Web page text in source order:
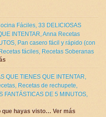
Fáciles, 33 DELICIOSAS
INTENTAR,Anna Recetas
, Pan casero fácil y rápido (con
fáciles, Recetas Soberanas
QUE TIENES QUE INTENTAR,
, Recetas de rechupete,
FANTÁSTICAS DE 5 MINUTOS,
que hayas visto… Ver más